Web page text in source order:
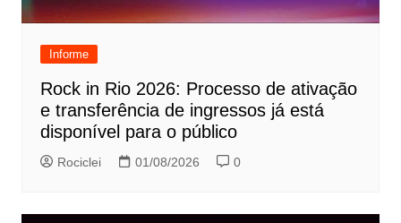
Informe
Rock in Rio 2026: Processo de ativação
e transferência de ingressos já está
disponível para o público
Rociclei 01/08/2026 0